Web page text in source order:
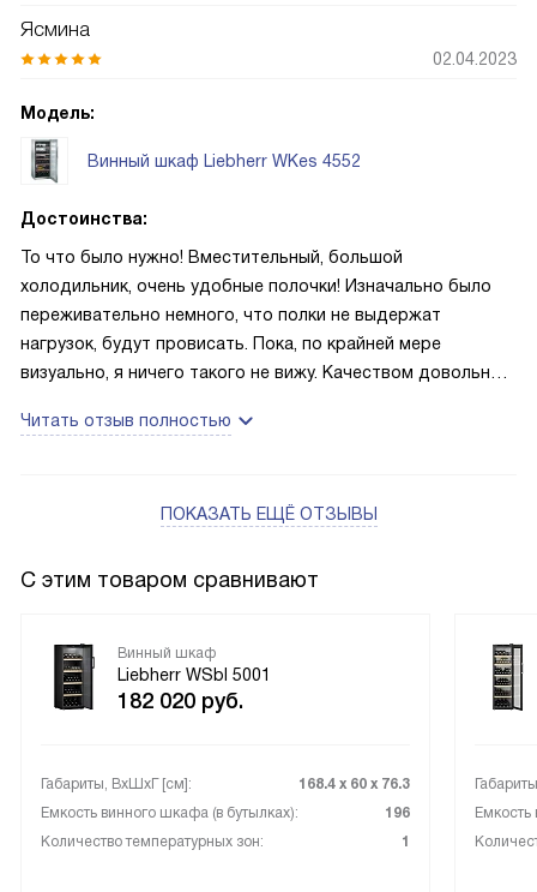
Ясмина
02.04.2023
Модель:
Винный шкаф Liebherr WKes 4552
Достоинства:
То что было нужно! Вместительный, большой
холодильник, очень удобные полочки! Изначально было
переживательно немного, что полки не выдержат
нагрузок, будут провисать. Пока, по крайней мере
визуально, я ничего такого не вижу. Качеством довольна.
идеально, видно, что не было «замен» в полках, если,
его не вскрывали. Всегда обращаю внимание на качество
том, нормальная ли это вещь. Есть свет, очень хорошее
очень простая настройка по температуре, но
дополнительно термометр я не оставляла, чтобы
проверить правильность значений.
Читать отзыв полностью
ПОКАЗАТЬ ЕЩЁ ОТЗЫВЫ
С этим товаром сравнивают
Винный шкаф
Liebherr WSbl 5001
182 020 руб.
Габариты, ВxШxГ [см]:
168.4 х 60 х 76.3
Емкость винного шкафа (в бутылках):
196
Количество температурных зон:
1
Емкость